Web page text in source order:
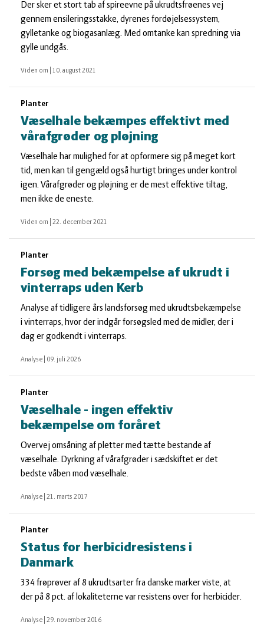
Der sker et stort tab af spireevne på ukrudtsfrøenes vej
gennem ensileringsstakke, dyrenes fordøjelsessystem,
gylletanke og biogasanlæg. Med omtanke kan spredning via
gylle undgås.
Viden om 10. august 2021
Planter
Væselhale bekæmpes effektivt med
vårafgrøder og pløjning
Væselhale har mulighed for at opformere sig på meget kort
tid, men kan til gengæld også hurtigt bringes under kontrol
igen. Vårafgrøder og pløjning er de mest effektive tiltag,
men ikke de eneste.
Viden om 22. december 2021
Planter
Forsøg med bekæmpelse af ukrudt i
vinterraps uden Kerb
Analyse af tidligere års landsforsøg med ukrudtsbekæmpelse
i vinterraps, hvor der indgår forsøgsled med de midler, der i
dag er godkendt i vinterraps.
Analyse 09. juli 2026
Planter
Væselhale - ingen effektiv
bekæmpelse om foråret
Overvej omsåning af pletter med tætte bestande af
væselhale. Dyrkning af vårafgrøder i sædskiftet er det
bedste våben mod væselhale.
Analyse 21. marts 2017
Planter
Status for herbicidresistens i
Danmark
334 frøprøver af 8 ukrudtsarter fra danske marker viste, at
der på 8 pct. af lokaliteterne var resistens over for herbicider.
Analyse 29. november 2016